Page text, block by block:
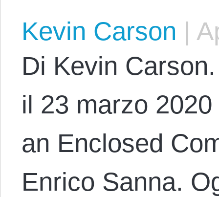
Kevin Carson |
Di Kevin
il 23 marzo
an Enclosed
Enrico Sanna.